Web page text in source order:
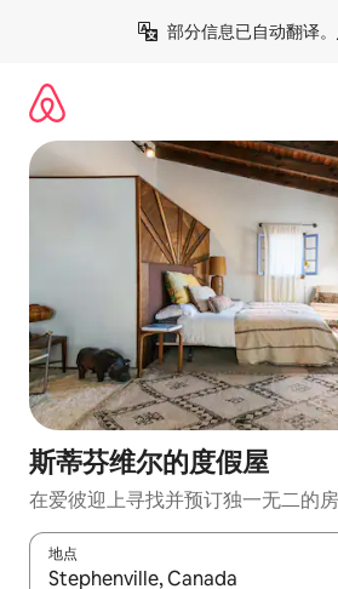
部分信息已自动翻译。
斯蒂芬维尔的度假屋
在爱彼迎上寻找并预订独一无二的
地点
如有搜索结果，请使用上下方向键查